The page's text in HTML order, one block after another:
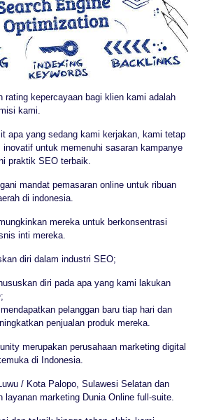
rating kepercayaan bagi klien kami adalah
kami.
apa yang sedang kami kerjakan, kami tetap
untuk memenuhi sasaran kampanye
praktik SEO terbaik.
mandat pemasaran online untuk ribuan
di indonesia.
mereka untuk berkonsentrasi
inti mereka.
diri dalam industri SEO;
diri pada apa yang kami lakukan
pelanggan baru tiap hari dan
penjualan produk mereka.
merupakan perusahaan marketing digital
di Indonesia.
/ Kota Palopo, Sulawesi Selatan dan
layanan marketing Dunia Online full-suite.